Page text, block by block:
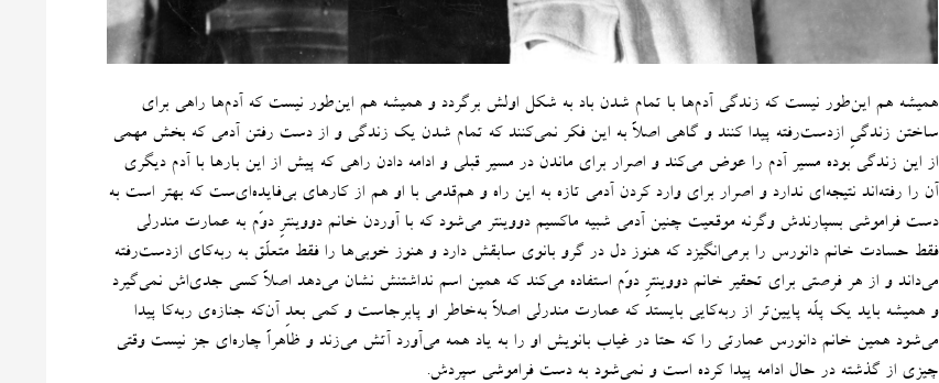
همیشه هم این‌طور نیست که زندگی آدم‌ها با تمام شدن باد به شکل اولش برگردد و همیشه هم این‌طور نیست که آدم‌ها راهی برای
ساختن زندگیِ ازدست‌رفته پیدا کنند و گاهی اصلاً به این فکر نمی‌کنند که تمام شدن یک زندگی و از دست رفتن آدمی که بخش مهمی
از این زندگی بوده مسیر آدم را عوض می‌کند و اصرار برای ماندن در مسیر قبلی و ادامه دادن راهی که پیش از این بارها با آدم دیگری
آن را رفته‌اند نتیجه‌ای ندارد و اصرار برای وارد کردن آدمی تازه به این راه و هم‌قدمی با او هم از کارهای بی‌فایده‌ای‌ست که بهتر است به
دست فراموشی بسپارندش وگرنه موقعیت چنین آدمی شبیه ماکسیم دووینتر می‌شود که با آوردن خانم دووینترِ دوّم به عمارت مندرلی
فقط حسادت خانم دانورس را برمی‌انگیزد که هنوز دل در گرو بانوی سابقش دارد و هنوز خوبی‌ها را فقط متعلّق به ربه‌کای ازدست‌رفته
می‌داند و از هر فرصتی برای تحقیر خانم دووینترِ دوّم استفاده می‌کند که همین اسم نداشتنش نشان می‌دهد اصلاً کسی جدی‌اش نمی‌گیرد
و همیشه باید یک پلّه پایین‌تر از ربه‌کایی بایستد که عمارت مندرلی اصلاً به‌خاطر او پابرجاست و کمی بعدِ آن‌که جنازه‌ی ربه‌کا پیدا
می‌شود همین خانم دانورس عمارتی را که حتا در غیاب بانویش او را به یاد همه می‌آورد آتش می‌زند و ظاهراً چاره‌ای جز نیست وقتی
چیزی از گذشته در حال ادامه پیدا کرده است و نمی‌شود به دست فراموشی سپردش.